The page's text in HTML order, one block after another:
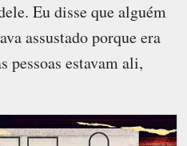
Eu disse que alguém
assustado porque era
pessoas estavam ali,